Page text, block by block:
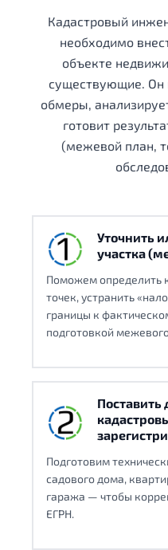
Кадастровый
необходимо
объекте
существующие. Он
обмеры,
готовит
(межевой план,
Уточнить
участка
Поможем определить
точек, устранить
границы к
подготовкой
Подготовим
садового дома,
гаража — чтобы
ЕГРН.